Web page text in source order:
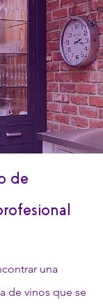
de
una
de vinos que se